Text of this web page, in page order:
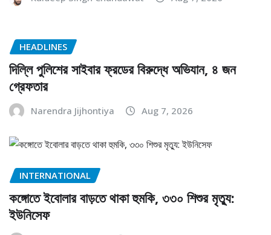
HEADLINES
দিল্লি পুলিশের সাইবার ফ্রডের বিরুদ্ধে অভিযান, ৪ জন
গ্রেফতার
Narendra Jijhontiya Aug 7, 2026
INTERNATIONAL
কঙ্গোতে ইবোলার বাড়তে থাকা হুমকি, ৩৩০ শিশুর মৃত্যু:
ইউনিসেফ